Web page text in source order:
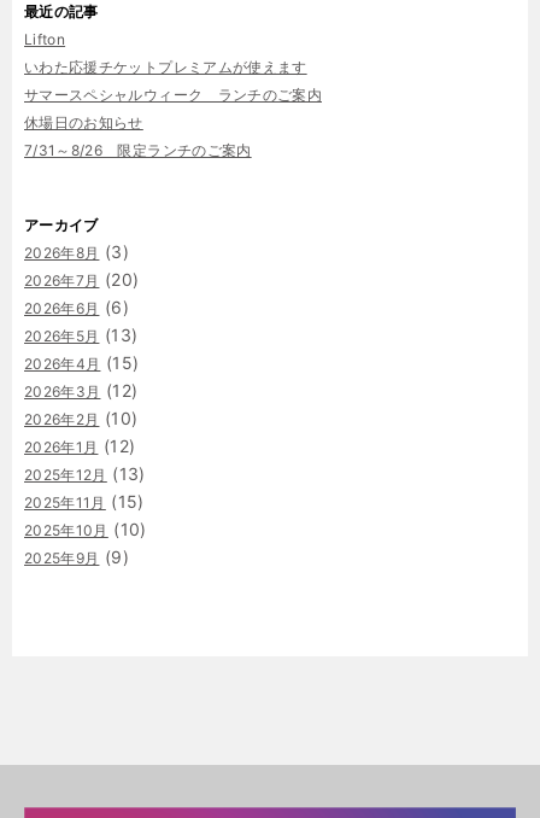
最近の記事
Lifton
いわた応援チケットプレミアムが使えます
サマースペシャルウィーク ランチのご案内
休場日のお知らせ
7/31～8/26 限定ランチのご案内
アーカイブ
2026年8月 (3)
2026年7月 (20)
2026年6月 (6)
2026年5月 (13)
2026年4月 (15)
2026年3月 (12)
2026年2月 (10)
2026年1月 (12)
2025年12月 (13)
2025年11月 (15)
2025年10月 (10)
2025年9月 (9)